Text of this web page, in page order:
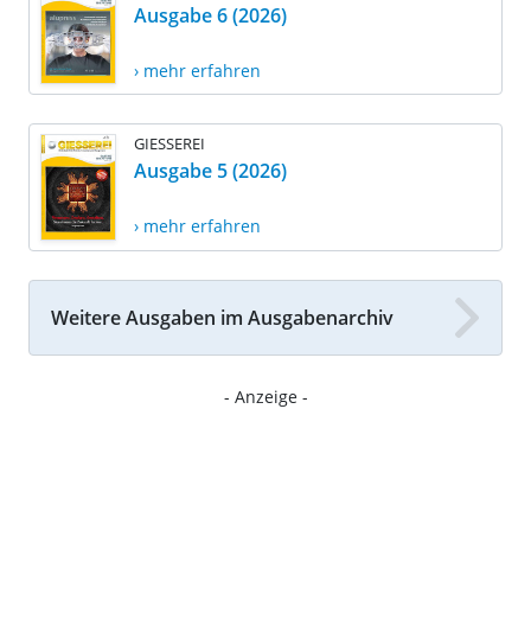
Ausgabe 6 (2026)
› mehr erfahren
GIESSEREI
Ausgabe 5 (2026)
› mehr erfahren
Weitere Ausgaben im Ausgabenarchiv
- Anzeige -